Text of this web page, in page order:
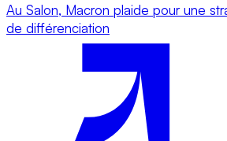
Au Salon, Macron plaide pour une
de différenciation